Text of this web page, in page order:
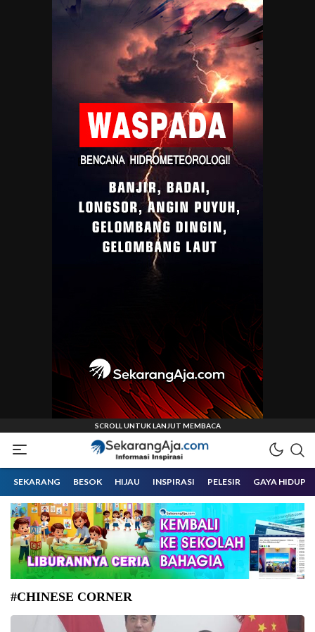
Sekarangaja
Informasi Inspirasi Malang Raya
SEKARANG BESOK HIJAU INSPIRASI PELESIR GAYA HIDUP
#CHINESE CORNER
Universitas Ma Chung, Hibah Konsulat Tiongkok, Chinese Corner, Prof